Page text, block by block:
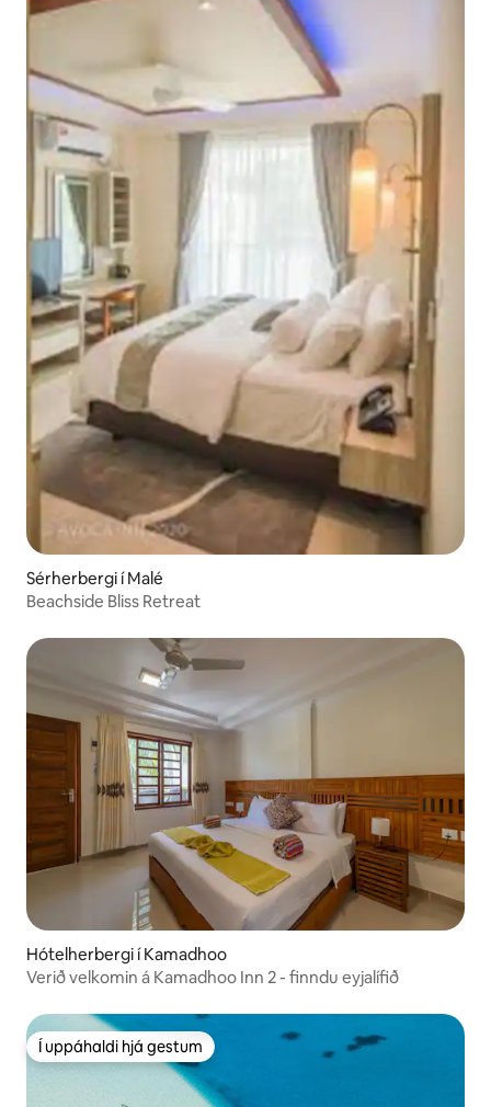
Sérherbergi í Malé
Beachside Bliss Retreat
Hótelherbergi í Kamadhoo
Verið velkomin á Kamadhoo Inn 2 - finndu eyjalífið
Í uppáhaldi hjá gestum
Í uppáhaldi hjá gestum